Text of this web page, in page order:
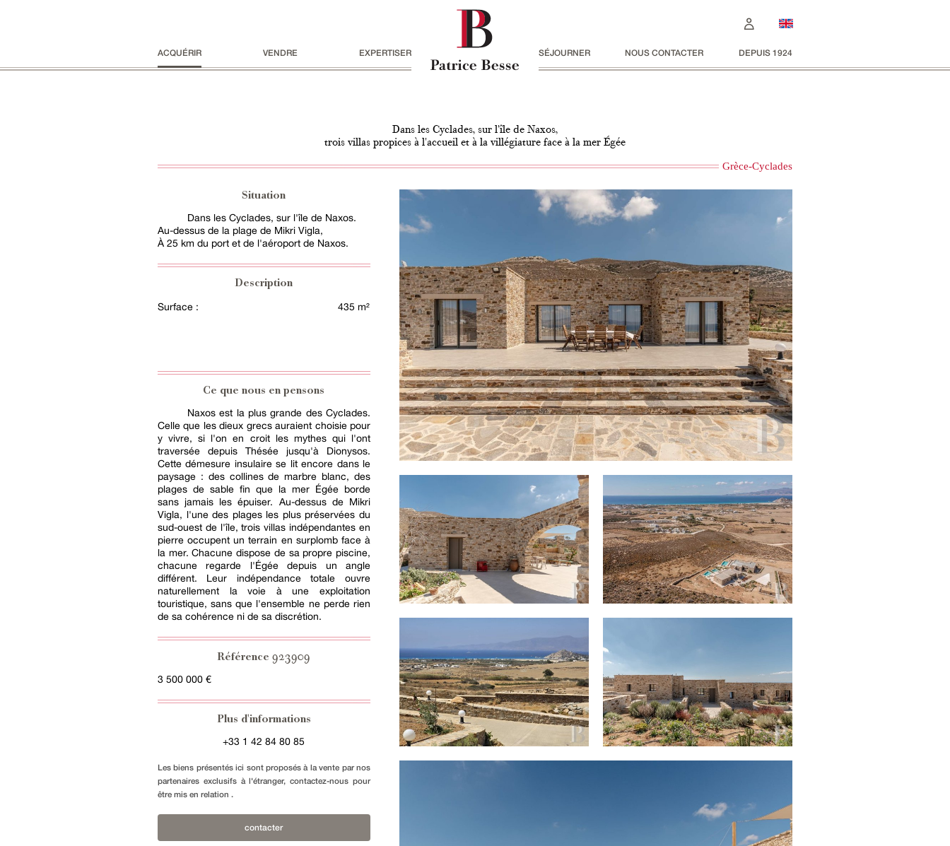
ACQUÉRIR VENDRE EXPERTISER SÉJOURNER NOUS CONTACTER DEPUIS 1924
Dans les Cyclades, sur l'île de Naxos,
trois villas propices à l'accueil et à la villégiature face à la mer Égée
Grèce-Cyclades
Situation
Dans les Cyclades, sur l'île de Naxos.
Au-dessus de la plage de Mikri Vigla,
À 25 km du port et de l'aéroport de Naxos.
Description
Surface : 435 m²
Ce que nous en pensons
Naxos est la plus grande des Cyclades.
Celle que les dieux grecs auraient choisie pour
y vivre, si l'on en croit les mythes qui l'ont
traversée depuis Thésée jusqu'à Dionysos.
Cette démesure insulaire se lit encore dans le
paysage : des collines de marbre blanc, des
plages de sable fin que la mer Égée borde
sans jamais les épuiser. Au-dessus de Mikri
Vigla, l'une des plages les plus préservées du
sud-ouest de l'île, trois villas indépendantes en
pierre occupent un terrain en surplomb face à
la mer. Chacune dispose de sa propre piscine,
chacune regarde l'Égée depuis un angle
différent. Leur indépendance totale ouvre
naturellement la voie à une exploitation
touristique, sans que l'ensemble ne perde rien
de sa cohérence ni de sa discrétion.
Référence923909
3 500 000 €
Plus d'informations
+33 1 42 84 80 85
Les biens présentés ici sont proposés à la vente par nos
partenaires exclusifs à l'étranger, contactez-nous pour
être mis en relation .
contacter